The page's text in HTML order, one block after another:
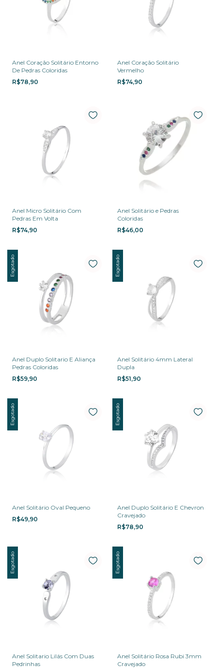
Anel Coração Solitário Entorno
De Pedras Coloridas
R$78,90
Anel Coração Solitário
Vermelho
R$74,90
Anel Micro Solitário Com
Pedras Em Volta
R$74,90
Anel Solitário e Pedras
Coloridas
R$46,00
Esgotado
Anel Duplo Solitario E Aliança
Pedras Coloridas
R$59,90
Esgotado
Anel Solitário 4mm Lateral
Dupla
R$51,90
Esgotado
Anel Solitário Oval Pequeno
R$49,90
Esgotado
Anel Duplo Solitário E Chevron
Cravejado
R$78,90
Esgotado
Anel Solitario Lilás Com Duas
Pedrinhas
Esgotado
Anel Solitário Rosa Rubi 3mm
Cravejado